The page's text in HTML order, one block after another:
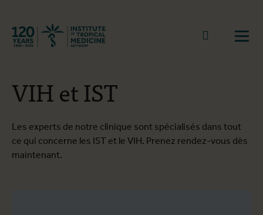
Retourner à la page d'accueil
go to
VIH et IST
Les experts de notre clinique sont spécialisés dans tout
ce qui concerne les IST et le VIH. Prenez rendez-vous dès
maintenant.